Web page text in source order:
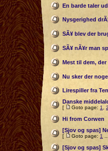
En barde taler
Nysgerighed
SÃ¥ blev der
SÃ¥ nÃ¥r man
Mest til dem, der
Nu sker der
Lirespiller fra
Danske
[ Goto page: 1 2
Hi from Corwen
[Sjov og spas]
[ Goto page: 1
[Sjov og spas]